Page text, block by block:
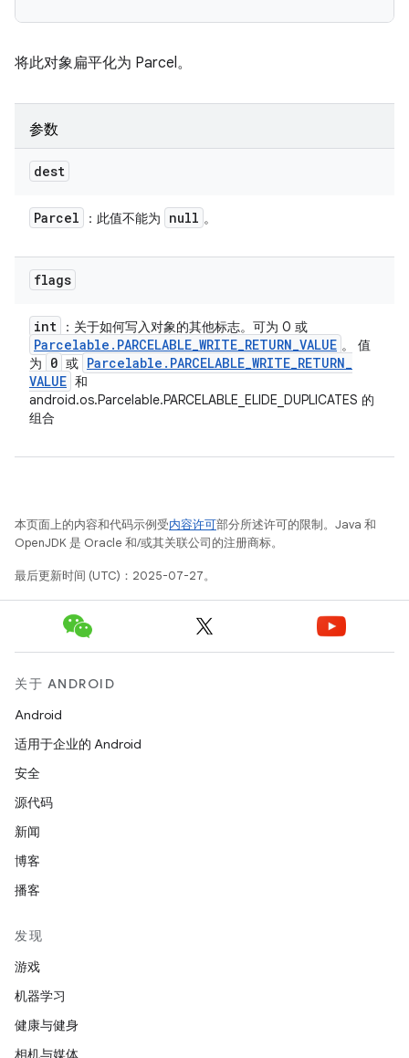
将此对象扁平化为 Parcel。
参数
dest
Parcel ：此值不能为 null 。
flags
int ：关于如何写入对象的其他标志。可为 0 或
Parcelable . PARCELABLE_WRITE_RETURN_VALUE 。 值
为
0 或 Parcelable . PARCELABLE_WRITE_RETURN_
VALUE 和
android.os.Parcelable.PARCELABLE_ELIDE_DUPLICATES 的
组合
本页面上的内容和代码示例受内容许可部分所述许可的限制。Java 和
OpenJDK 是 Oracle 和/或其关联公司的注册商标。
最后更新时间 (UTC)：2025-07-27。
关于 ANDROID
Android
适用于企业的 Android
安全
源代码
新闻
博客
播客
发现
游戏
机器学习
健康与健身
相机与媒体